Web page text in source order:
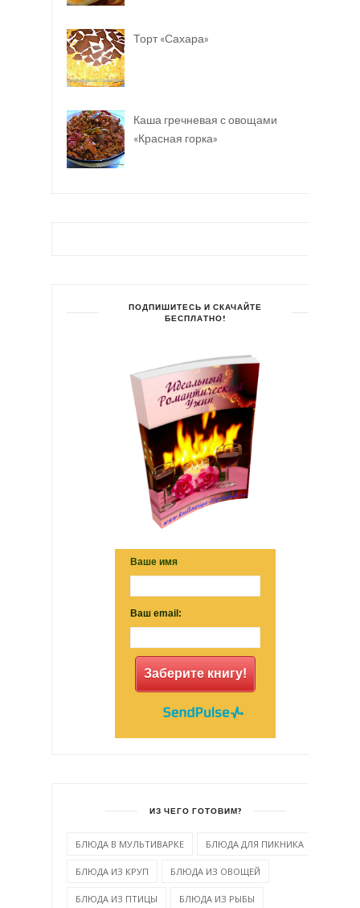
Торт «Сахара»
Каша гречневая с овощами
«Красная горка»
ПОДПИШИТЕСЬ И СКАЧАЙТЕ
БЕСПЛАТНО!
Ваше имя
Ваш email:
Заберите книгу!
ИЗ ЧЕГО ГОТОВИМ?
БЛЮДА В МУЛЬТИВАРКЕ БЛЮДА ДЛЯ ПИКНИКА
БЛЮДА ИЗ КРУП БЛЮДА ИЗ ОВОЩЕЙ
БЛЮДА ИЗ ПТИЦЫ БЛЮДА ИЗ РЫБЫ